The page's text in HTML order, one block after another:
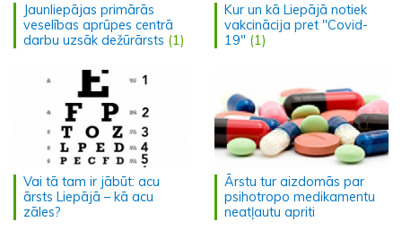
Jaunliepājas primārās
veselības aprūpes centrā
darbu uzsāk dežūrārsts (1)
Kur un kā Liepājā notiek
vakcinācija pret "Covid-
19" (1)
Vai tā tam ir jābūt: acu
ārsts Liepājā – kā acu
zāles?
Ārstu tur aizdomās par
psihotropo medikamentu
neatļautu apriti